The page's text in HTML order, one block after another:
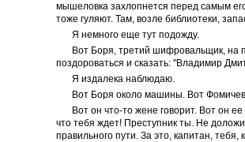
мышеловка захлопнется перед самым
тоже гуляют. Там, возле библиотеки,
Я немного еще тут подожду.
Вот Боря, третий шифровальщик, на
поздороваться и сказать: "Владимир
Я издалека наблюдаю.
Вот Боря около машины. Вот
Вот он что-то жене говорит. Вот он
что тебя ждет! Преступник ты. Не
правильного пути. За это, капитан,